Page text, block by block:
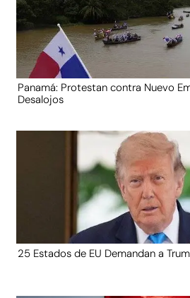
Panamá: Protestan contra Nuevo
Desalojos
25 Estados de EU Demandan a